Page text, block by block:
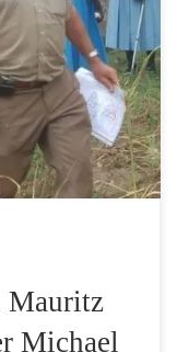
Bruder Michael
unseren
Mauritz
Michael